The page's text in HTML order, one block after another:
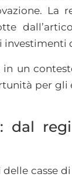
La
investimenti
in un
per
dal
casse